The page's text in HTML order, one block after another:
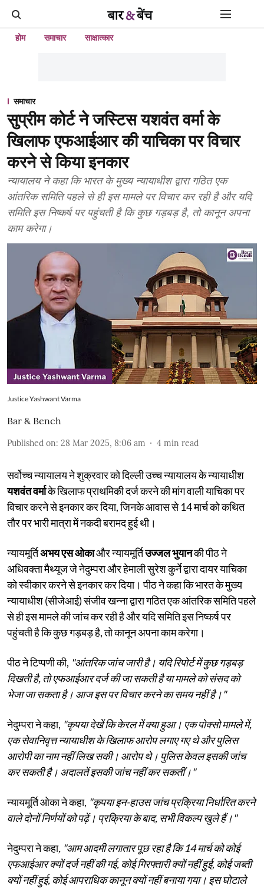
होम समाचार साक्षात्कार
समाचार
सुप्रीम कोर्ट ने जस्टिस यशवंत वर्मा के
खिलाफ एफआईआर की याचिका पर विचार
करने से किया इनकार
न्यायालय ने कहा कि भारत के मुख्य न्यायाधीश द्वारा गठित एक
आंतरिक समिति पहले से ही इस मामले पर विचार कर रही है और यदि
समिति इस निष्कर्ष पर पहुंचती है कि कुछ गड़बड़ है, तो कानून अपना
काम करेगा।
Justice Yashwant Varma
Bar & Bench
Published on: 28 Mar 2025, 8:06 am 4 min read
सर्वोच्च न्यायालय ने शुक्रवार को दिल्ली उच्च न्यायालय के न्यायाधीश
यशवंत वर्माके खिलाफ प्राथमिकी दर्ज करने की मांग वाली याचिका पर
विचार करने से इनकार कर दिया, जिनके आवास से 14 मार्च को कथित
तौर पर भारी मात्रा में नकदी बरामद हुई थी।
न्यायमूर्तिअभय एस ओकाऔर न्यायमूर्तिउज्जल भुयानकी पीठ ने
अधिवक्ता मैथ्यूज जे नेदुम्परा और हेमाली सुरेश कुर्ने द्वारा दायर याचिका
को स्वीकार करने से इनकार कर दिया। पीठ ने कहा कि भारत के मुख्य
न्यायाधीश (सीजेआई) संजीव खन्ना द्वारा गठित एक आंतरिक समिति पहले
से ही इस मामले की जांच कर रही है और यदि समिति इस निष्कर्ष पर
पहुंचती है कि कुछ गड़बड़ है, तो कानून अपना काम करेगा।
पीठ ने टिप्पणी की, "आंतरिक जांच जारी है। यदि रिपोर्ट में कुछ गड़बड़
दिखती है, तो एफआईआर दर्ज की जा सकती है या मामले को संसद को
भेजा जा सकता है। आज इस पर विचार करने का समय नहीं है।"
नेदुम्परा ने कहा, "कृपया देखें कि केरल में क्या हुआ। एक पोक्सो मामले में,
एक सेवानिवृत्त न्यायाधीश के खिलाफ आरोप लगाए गए थे और पुलिस
आरोपी का नाम नहीं लिख सकी। आरोप थे। पुलिस केवल इसकी जांच
कर सकती है। अदालतें इसकी जांच नहीं कर सकतीं।"
न्यायमूर्ति ओका ने कहा, "कृपया इन-हाउस जांच प्रक्रिया निर्धारित करने
वाले दोनों निर्णयों को पढ़ें। प्रक्रिया के बाद, सभी विकल्प खुले हैं।"
नेदुम्परा ने कहा, "आम आदमी लगातार पूछ रहा है कि 14 मार्च को कोई
एफआईआर क्यों दर्ज नहीं की गई, कोई गिरफ्तारी क्यों नहीं हुई, कोई जब्ती
क्यों नहीं हुई, कोई आपराधिक कानून क्यों नहीं बनाया गया। इस घोटाले